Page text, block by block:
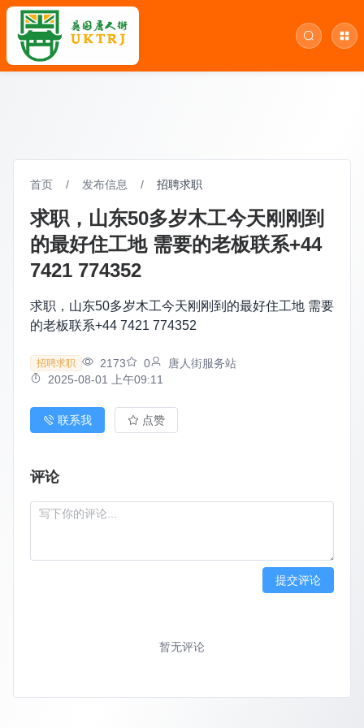
首页 / 发布信息 / 招聘求职
求职，山东50多岁木工今天刚刚到
的最好住工地 需要的老板联系+44
7421 774352
求职，山东50多岁木工今天刚刚到的最好住工地 需要
的老板联系+44 7421 774352
招聘求职 2173 0
唐人街服务站
2025-08-01 上午09:11
联系我 点赞
评论
提交评论
暂无评论